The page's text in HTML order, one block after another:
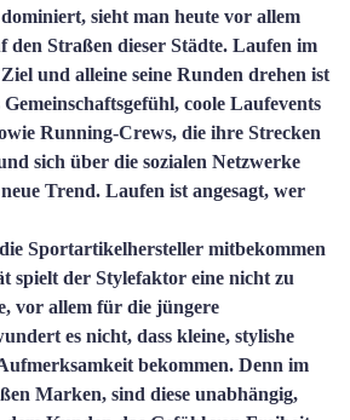
sieht man heute vor allem
den Straßen dieser Städte. Laufen im
und alleine seine Runden drehen ist
coole Laufevents
Running-Crews, die ihre Strecken
sich über die sozialen Netzwerke
Trend. Laufen ist angesagt, wer
Sportartikelhersteller mitbekommen
spielt der Stylefaktor eine nicht zu
vor allem für die jüngere
es nicht, dass kleine, stylishe
bekommen. Denn im
Marken, sind diese unabhängig,